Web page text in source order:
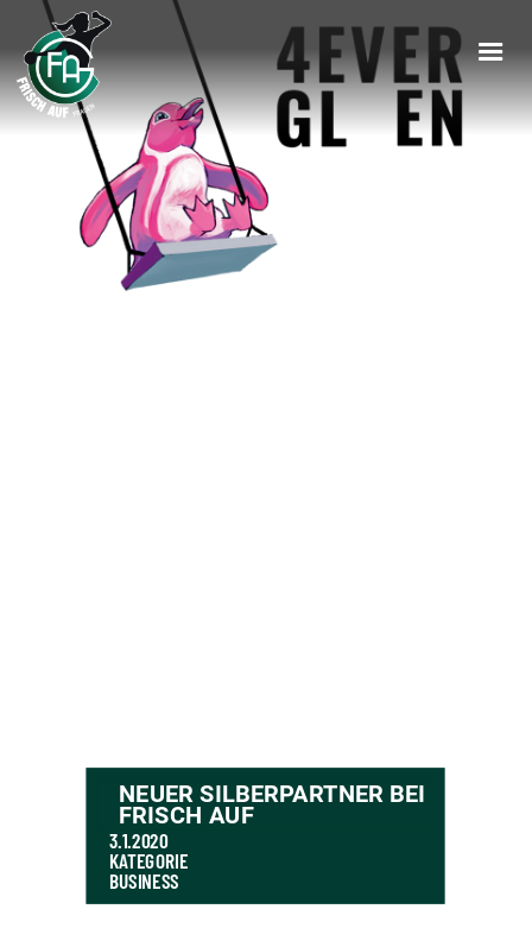
NEUER SILBERPARTNER BEI
FRISCH AUF
3.1.2020
KATEGORIE
BUSINESS